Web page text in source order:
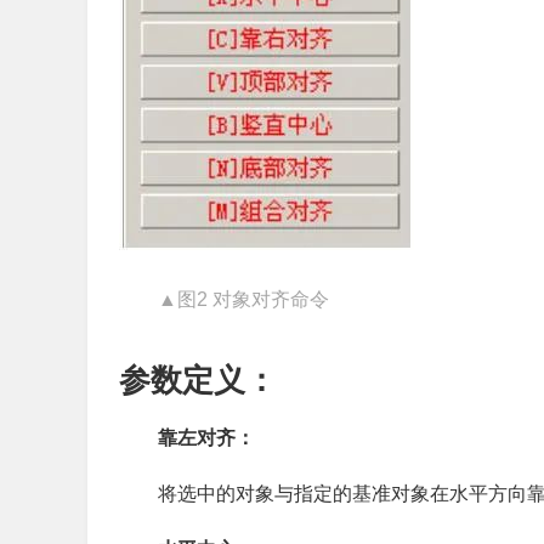
▲图2 对象对齐命令
参数定义：
靠左对齐：
将选中的对象与指定的基准对象在水平方向靠